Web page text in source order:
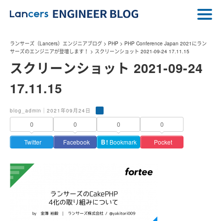
ランサーズ（Lancers）エンジニアブログ > PHP > PHP Conference Japan 2021にラン
サーズのエンジニアが登壇します！ > スクリーンショット 2021-09-24 17.11.15
スクリーンショット 2021-09-24
17.11.15
blog_admin｜2021年09月24日
0
Twitter
0
Facebook
0
Ｂ! Bookmark
0
Pocket